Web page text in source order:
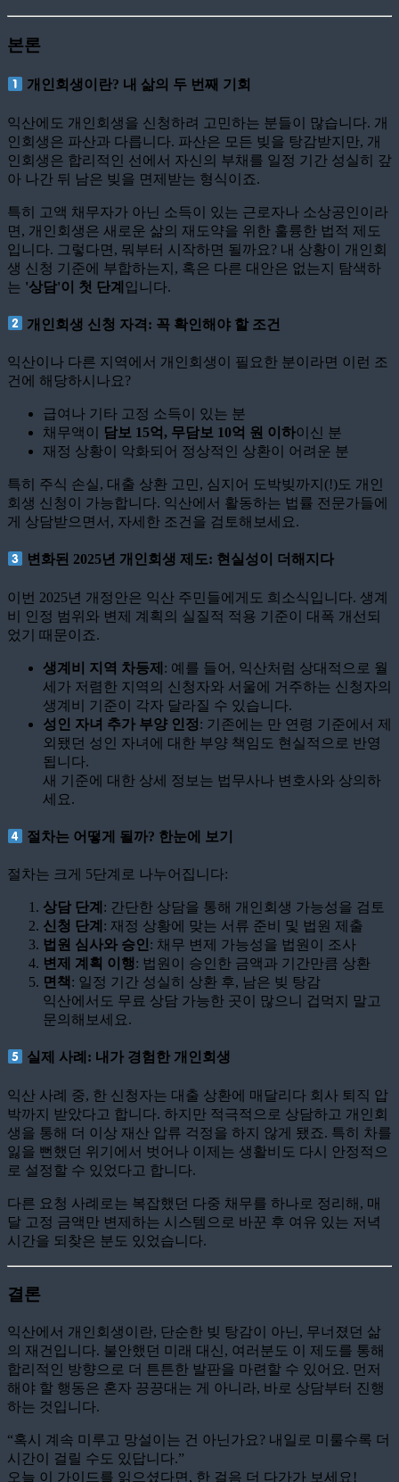
본론
개인회생이란? 내 삶의 두 번째 기회
익산에도 개인회생을 신청하려 고민하는 분들이 많습니다. 개
인회생은 파산과 다릅니다. 파산은 모든 빚을 탕감받지만, 개
인회생은 합리적인 선에서 자신의 부채를 일정 기간 성실히 갚
아 나간 뒤 남은 빚을 면제받는 형식이죠.
특히 고액 채무자가 아닌 소득이 있는 근로자나 소상공인이라
면, 개인회생은 새로운 삶의 재도약을 위한 훌륭한 법적 제도
입니다. 그렇다면, 뭐부터 시작하면 될까요? 내 상황이 개인회
생 신청 기준에 부합하는지, 혹은 다른 대안은 없는지 탐색하
는 '상담'이 첫 단계 입니다.
개인회생 신청 자격: 꼭 확인해야 할 조건
익산이나 다른 지역에서 개인회생이 필요한 분이라면 이런 조
건에 해당하시나요?
급여나 기타 고정 소득이 있는 분
채무액이
담보 15억, 무담보 10억 원 이하이신 분
재정 상황이 악화되어 정상적인 상환이 어려운 분
특히 주식 손실, 대출 상환 고민, 심지어 도박빚까지(!)도 개인
회생 신청이 가능합니다. 익산에서 활동하는 법률 전문가들에
게 상담받으면서, 자세한 조건을 검토해보세요.
변화된 2025년 개인회생 제도: 현실성이 더해지다
이번 2025년 개정안은 익산 주민들에게도 희소식입니다. 생계
비 인정 범위와 변제 계획의 실질적 적용 기준이 대폭 개선되
었기 때문이죠.
생계비 지역 차등제 : 예를 들어, 익산처럼 상대적으로 월
세가 저렴한 지역의 신청자와 서울에 거주하는 신청자의
생계비 기준이 각자 달라질 수 있습니다.
성인 자녀 추가 부양 인정: 기존에는 만 연령 기준에서 제
외됐던 성인 자녀에 대한 부양 책임도 현실적으로 반영
됩니다.
새 기준에 대한 상세 정보는 법무사나 변호사와 상의하
세요.
절차는 어떻게 될까? 한눈에 보기
절차는 크게 5단계로 나누어집니다:
상담 단계 : 간단한 상담을 통해 개인회생 가능성을 검토
신청 단계 : 재정 상황에 맞는 서류 준비 및 법원 제출
법원 심사와 승인 : 채무 변제 가능성을 법원이 조사
변제 계획 이행: 법원이 승인한 금액과 기간만큼 상환
면책 : 일정 기간 성실히 상환 후, 남은 빚 탕감
익산에서도 무료 상담 가능한 곳이 많으니 겁먹지 말고
문의해보세요.
실제 사례: 내가 경험한 개인회생
익산 사례 중, 한 신청자는 대출 상환에 매달리다 회사 퇴직 압
박까지 받았다고 합니다. 하지만 적극적으로 상담하고 개인회
생을 통해 더 이상 재산 압류 걱정을 하지 않게 됐죠. 특히 차를
잃을 뻔했던 위기에서 벗어나 이제는 생활비도 다시 안정적으
로 설정할 수 있었다고 합니다.
다른 요청 사례로는 복잡했던 다중 채무를 하나로 정리해, 매
달 고정 금액만 변제하는 시스템으로 바꾼 후 여유 있는 저녁
시간을 되찾은 분도 있었습니다.
결론
익산에서 개인회생이란, 단순한 빚 탕감이 아닌, 무너졌던 삶
의 재건입니다. 불안했던 미래 대신, 여러분도 이 제도를 통해
합리적인 방향으로 더 튼튼한 발판을 마련할 수 있어요. 먼저
해야 할 행동은 혼자 끙끙대는 게 아니라, 바로 상담부터 진행
하는 것입니다.
“혹시 계속 미루고 망설이는 건 아닌가요? 내일로 미룰수록 더
시간이 걸릴 수도 있답니다.”
오늘 이 가이드를 읽으셨다면, 한 걸음 더 다가가 보세요!